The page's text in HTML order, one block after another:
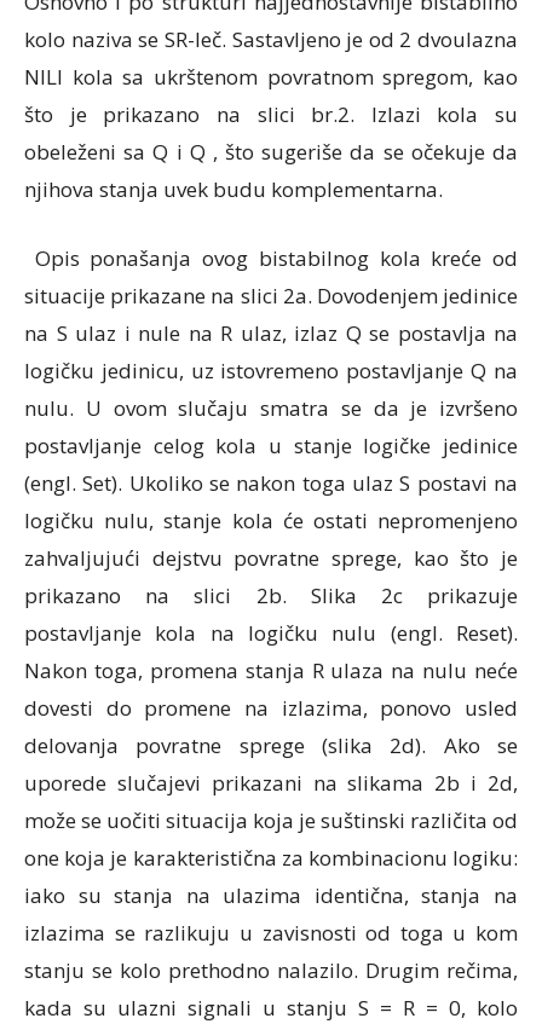
kolo naziva se SR-leč. Sastavljeno je od 2 dvoulazna
NILI kola sa ukrštenom povratnom spregom, kao
što je prikazano na slici br.2. Izlazi kola su
obeleženi sa Q i Q , što sugeriše da se očekuje da
njihova stanja uvek budu komplementarna.
Opis ponašanja ovog bistabilnog kola kreće od
situacije prikazane na slici 2a. Dovodenjem jedinice
na S ulaz i nule na R ulaz, izlaz Q se postavlja na
logičku jedinicu, uz istovremeno postavljanje Q na
nulu. U ovom slučaju smatra se da je izvršeno
postavljanje celog kola u stanje logičke jedinice
(engl. Set). Ukoliko se nakon toga ulaz S postavi na
logičku nulu, stanje kola će ostati nepromenjeno
zahvaljujući dejstvu povratne sprege, kao što je
prikazano na slici 2b. Slika 2c prikazuje
postavljanje kola na logičku nulu (engl. Reset).
Nakon toga, promena stanja R ulaza na nulu neće
dovesti do promene na izlazima, ponovo usled
delovanja povratne sprege (slika 2d). Ako se
uporede slučajevi prikazani na slikama 2b i 2d,
može se uočiti situacija koja je suštinski različita od
one koja je karakteristična za kombinacionu logiku:
iako su stanja na ulazima identična, stanja na
izlazima se razlikuju u zavisnosti od toga u kom
stanju se kolo prethodno nalazilo. Drugim rečima,
kada su ulazni signali u stanju S = R = 0, kolo